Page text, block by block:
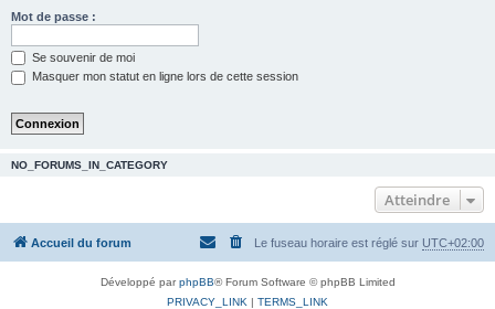
Mot de passe :
Se souvenir de moi
Masquer mon statut en ligne lors de cette session
NO_FORUMS_IN_CATEGORY
Atteindre
Accueil du forum Le fuseau horaire est réglé sur UTC+02:00
Développé parphpBB® Forum Software © phpBB Limited
PRIVACY_LINK | TERMS_LINK